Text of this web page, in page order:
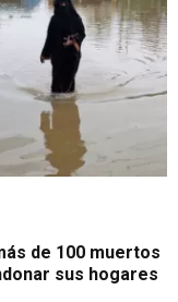
de 100 muertos
sus hogares